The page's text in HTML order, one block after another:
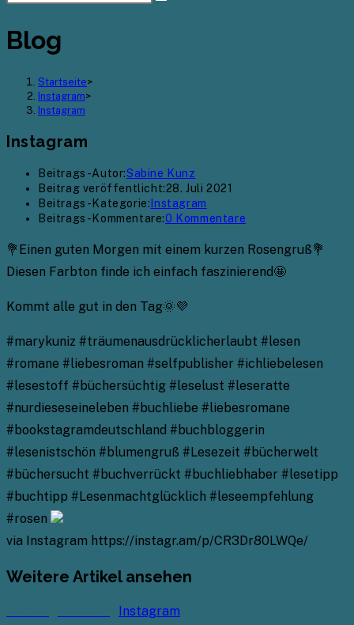
Blog
Startseite>
Instagram>
Instagram
Instagram
Beitrags-Autor:Sabine Kunz
Beitrag veröffentlicht:28. Juli 2021
Beitrags-Kategorie: Instagram
Beitrags-Kommentare:0 Kommentare
💐Einen guten Morgen mit einem kurzen Rosengruß💐
Diesen Farbton finde ich einfach faszinierend🤩
Kommt alle gut in den Tag🌞💜
#marykuniz #träumenausdrücklicherlaubt #lesen
#romane #liebesroman #selfpublisher #ichliebelesen
#lesestoff #büchersüchtig #leselust #leseratte
#nurdieseseineleben #buchliebe #liebesromane
#bookstagramdeutschland #buchbloggerin
#lesenistschön #blumengruß #Lesezeit #bücherwelt
#büchersucht #buchverrückt #buchliebhaber #lesetipp
#buchtipp #Lesenmachtglücklich #leseempfehlung
#rosen
via Instagram https://instagr.am/p/CR3Dr80LWQe/
Weitere Artikel ansehen
Instagram